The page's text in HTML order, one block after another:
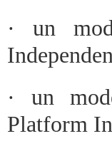
· un
· un
Platform